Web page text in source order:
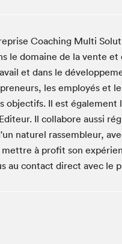
du Salon
de survie des
Coaching Multi
le domaine de la vente
et dans le
les employés et
objectifs. Il est
Il collabore aussi
naturel rassembleur,
à profit son
au contact direct avec le